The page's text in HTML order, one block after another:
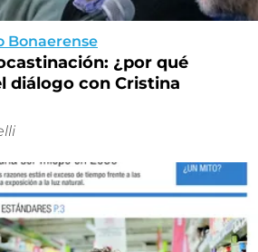
Bonaerense
¿por qué
diálogo con Cristina